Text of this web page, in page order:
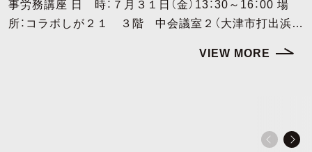
事労務講座 日 時：７月３１日（金）13：30～16：00 場
所：コラボしが２１ ３階 中会議室２（大津市打出浜2-
こちらから 公開講座「カスハラに負けない予防と対策」
VIEW MORE